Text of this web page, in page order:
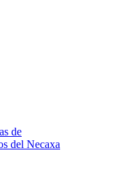
de
del Necaxa